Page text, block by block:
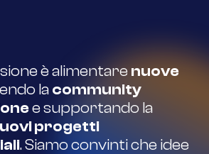
è alimentare nuove
la community
e supportando la
progetti
. Siamo convinti che idee